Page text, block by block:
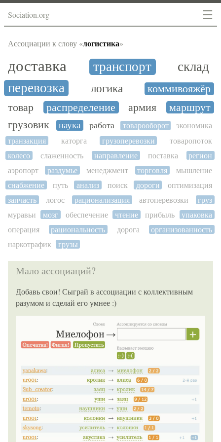
☰
Sociation.org
Ассоциации к слову «логистика»
доставка транспорт
склад
перевозка
логика
коммивояжёр
товар
распределение армия
маршрут
грузовик
наука работа товарооборот
экономика
транзакция
каторга грузоперевозки
товаропоток
колесо
слаженность направление поставка
регион
аэропорт
раздумье менеджмент торговля
мышление
снабжение
путь анализ поиск дороги
оптимизация
запчасть
логос рационализация автоперевозки
груз
муравьи
мозг обеспечение чтение прибыль
упаковка
операция
рациональность дорога
организованность
наркотрафик
грузы
Мало ассоциаций?
Добавь свои! Сыграй в ассоциации с коллективным
разумом и сделай его умнее :)